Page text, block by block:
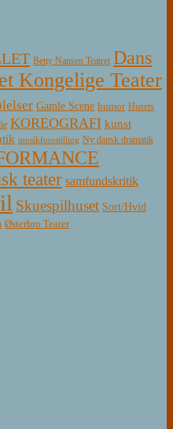
Betty Nansen Teatret Dans
Kongelige Teater
Gamle Scene humor Husets
KOREOGRAFI kunst
musikforestilling Ny dansk dramatik
teater samfundskritik
Skuespilhuset Sort/Hvid
Østerbro Teater